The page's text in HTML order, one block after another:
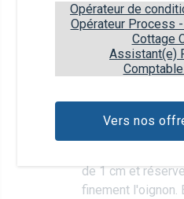
Opérateur de
Opérateur Process
Cottage
Assistant(e)
Vers nos
pincée
Étapes de préparation
Décongelez les
de 1 cm et
finement l'oignon.